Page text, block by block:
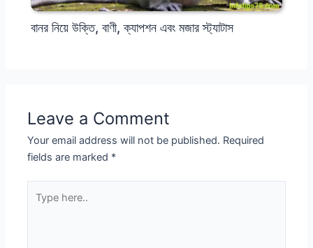
বানর নিয়ে উক্তি, বাণী, ক্যাপশন এবং মজার স্ট্যাটাস
Leave a Comment
Your email address will not be published. Required
fields are marked *
here..